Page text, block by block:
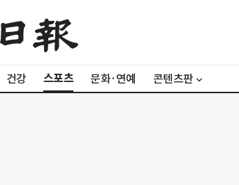
건강 스포츠 문화·연예 콘텐츠판